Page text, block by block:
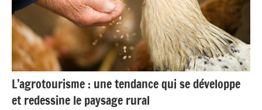
L’agrotourisme : une tendance qui se développe
et redessine le paysage rural